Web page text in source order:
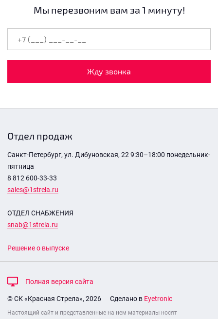
Мы перезвоним вам за 1 минуту!
Жду звонка
Отдел продаж
Санкт-Петербург, ул. Дибуновская, 22 9:30–18:00 понедельник-
пятница
8 812 600-33-33
sales@1strela.ru
ОТДЕЛ СНАБЖЕНИЯ
snab@1strela.ru
Решение о выпуске
Полная версия сайта
© СК «Красная Стрела», 2026 Сделано в Eyetronic
Настоящий сайт и представленные на нем материалы носят